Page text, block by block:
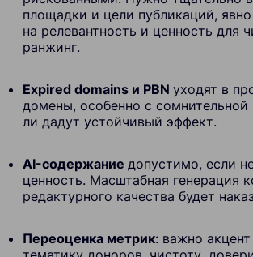
площадки и цели публикаций,
на релевантность и ценность для
ранжинг.
Expired domains и PBN уходят в
домены, особенно с сомнительной
ли дадут устойчивый эффект.
AI-содержание допустимо, если
ценность. Масштабная генерация
редактурного качества будет
Переоценка метрик: важно